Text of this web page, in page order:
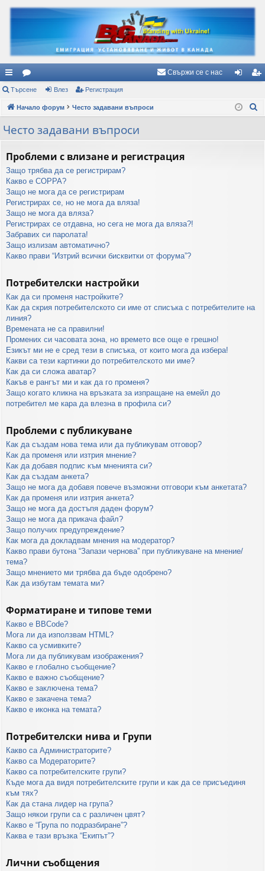
ъ
рз
и
ъз
ки
ор
ум
Свържи се с нас
з ис
Търсене Влез Регистрация
Начало форум Често задавани въпроси
Често задавани въпроси
Проблеми с влизане и регистрация
Защо трябва да се регистрирам?
Какво е COPPA?
Защо не мога да се регистрирам
Регистрирах се, но не мога да вляза!
Защо не мога да вляза?
Регистрирах се отдавна, но сега не мога да вляза?!
Забравих си паролата!
Защо излизам автоматично?
Какво прави “Изтрий всички бисквитки от форума”?
Потребителски настройки
Как да си променя настройките?
Как да скрия потребителското си име от списъка с потребителите на
линия?
Времената не са правилни!
Промених си часовата зона, но времето все още е грешно!
Езикът ми не е сред тези в списъка, от които мога да избера!
Какви са тези картинки до потребителското ми име?
Как да си сложа аватар?
Какъв е рангът ми и как да го променя?
Защо когато кликна на връзката за изпращане на емейл до
потребител ме кара да влезна в профила си?
Проблеми с публикуване
Как да създам нова тема или да публикувам отговор?
Как да променя или изтрия мнение?
Как да добавя подпис към мненията си?
Как да създам анкета?
Защо не мога да добавя повече възможни отговори към анкетата?
Как да променя или изтрия анкета?
Защо не мога да достъпя даден форум?
Защо не мога да прикача файл?
Защо получих предупреждение?
Как мога да докладвам мнения на модератор?
Какво прави бутона “Запази чернова” при публикуване на мнение/
тема?
Защо мнението ми трябва да бъде одобрено?
Как да избутам темата ми?
Форматиране и типове теми
Какво е BBCode?
Мога ли да използвам HTML?
Какво са усмивките?
Мога ли да публикувам изображения?
Какво е глобално съобщение?
Какво е важно съобщение?
Какво е заключена тема?
Какво е закачена тема?
Какво е иконка на темата?
Потребителски нива и Групи
Какво са Администраторите?
Какво са Модераторите?
Какво са потребителските групи?
Къде мога да видя потребителските групи и как да се присъединя
към тях?
Как да стана лидер на група?
Защо някои групи са с различен цвят?
Какво е “Група по подразбиране”?
Каква е тази връзка “Екипът”?
Лични съобщения